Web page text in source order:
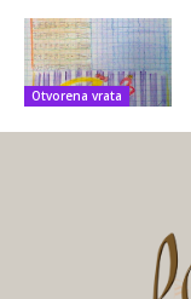
Otvorena vrata